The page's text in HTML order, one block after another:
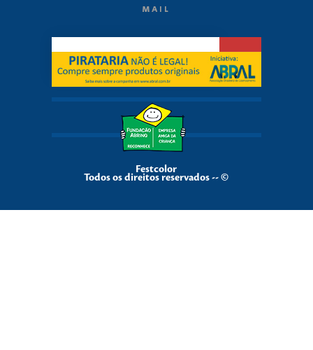
MAIL
Festcolor
Todos os direitos reservados -- ©